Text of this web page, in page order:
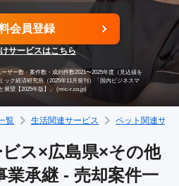
会員登録
サービスはこちら
ザー数・案件数・成約件数2021〜2025年度（見込値を
ック経済研究所（2025年11月発刊）「国内ビジネスマ
展望【2025年版】」 (mic-r.co.jp)
覧 生活関連サービス ペット関連サー
ス×広島県×その他
業承継 - 売却案件一